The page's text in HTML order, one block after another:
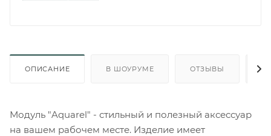
ОПИСАНИЕ В ШОУРУМЕ ОТЗЫВЫ
Модуль "Aquarel" - стильный и полезный аксессуар
на вашем рабочем месте. Изделие имеет